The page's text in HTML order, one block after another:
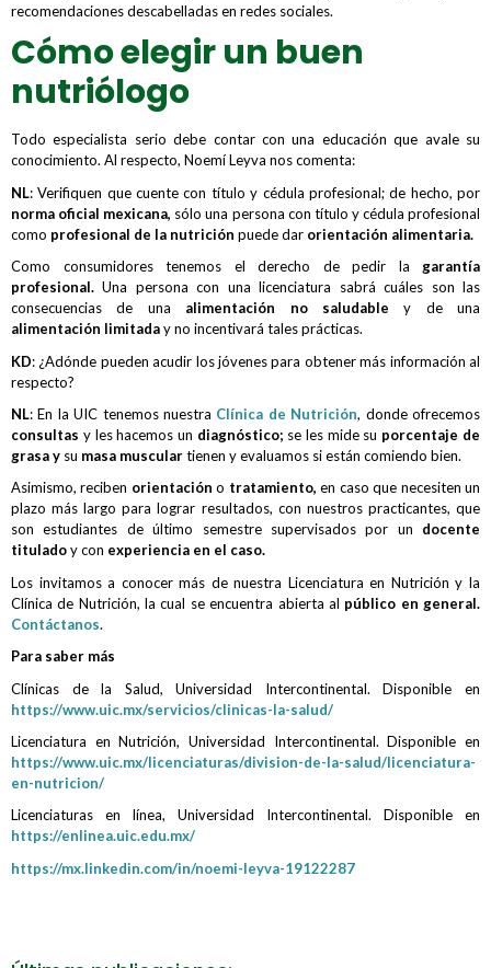
recomendaciones descabelladas en redes sociales.
Cómo elegir un buen
nutriólogo
Todo especialista serio debe contar con una educación que avale su
conocimiento. Al respecto, Noemí Leyva nos comenta:
NL: Verifiquen que cuente con título y cédula profesional; de hecho, por
norma oficial mexicana, sólo una persona con título y cédula profesional
como profesional de la nutrición puede dar orientación alimentaria.
Como consumidores tenemos el derecho de pedir la garantía
profesional. Una persona con una licenciatura sabrá cuáles son las
consecuencias de una alimentación no saludabley de una
alimentación limitaday no incentivará tales prácticas.
KD: ¿Adónde pueden acudir los jóvenes para obtener más información al
respecto?
NL: En la UIC tenemos nuestra Clínica de Nutrición, donde ofrecemos
consultas y les hacemos un diagnóstico; se les mide su porcentaje de
grasa y su masa musculartienen y evaluamos si están comiendo bien.
Asimismo, reciben orientación o tratamiento, en caso que necesiten un
plazo más largo para lograr resultados, con nuestros practicantes, que
son estudiantes de último semestre supervisados por un docente
tituladoy con experiencia en el caso.
Los invitamos a conocer más de nuestra Licenciatura en Nutrición y la
Clínica de Nutrición, la cual se encuentra abierta al público en general.
Contáctanos.
Para saber más
Clínicas de la Salud, Universidad Intercontinental. Disponible en
https://www.uic.mx/servicios/clinicas-la-salud/
Licenciatura en Nutrición, Universidad Intercontinental. Disponible en
https://www.uic.mx/licenciaturas/division-de-la-salud/licenciatura-
en-nutricion/
Licenciaturas en línea, Universidad Intercontinental. Disponible en
https://enlinea.uic.edu.mx/
https://mx.linkedin.com/in/noemi-leyva-19122287